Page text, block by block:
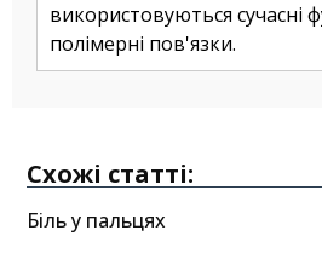
використовуються сучасні
полімерні пов'язки.
Схожі статті:
Біль у пальцях